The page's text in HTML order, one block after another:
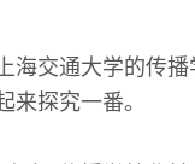
海交通大学的传
来探究一番。